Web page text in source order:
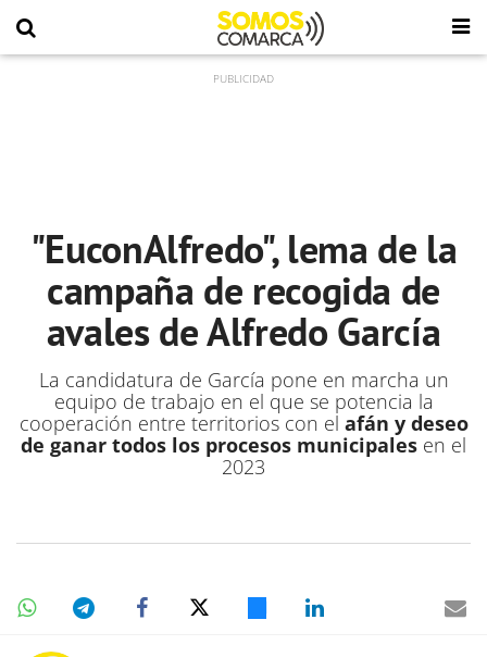
"EuconAlfredo", lema de la
campaña de recogida de
avales de Alfredo García
La candidatura de García pone en marcha un
equipo de trabajo en el que se potencia la
cooperación entre territorios con el afán y deseo
de ganar todos los procesos municipales en el
2023